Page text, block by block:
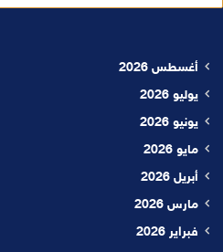
أغسطس 2026
يوليو 2026
يونيو 2026
مايو 2026
أبريل 2026
مارس 2026
فبراير 2026